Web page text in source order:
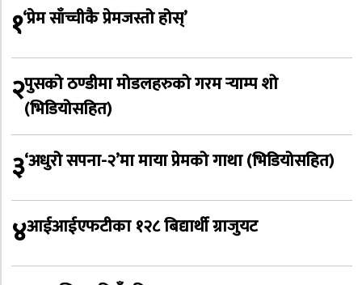
१‘प्रेम साँच्चीकै प्रेमजस्तो होस्’
२पुसको ठण्डीमा मोडलहरुको गरम र्‍याम्प शो
(भिडियोसहित)
३‘अधुरो सपना-२’मा माया प्रेमको गाथा (भिडियोसहित)
४आईआईएफटीका १२८ बिद्यार्थी ग्राजुयट